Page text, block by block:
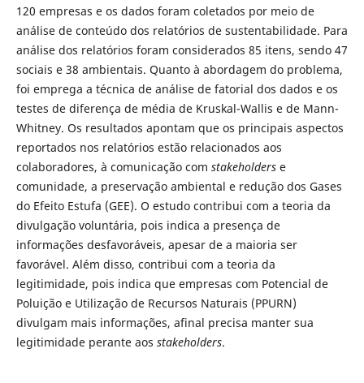
120 empresas e os dados foram coletados por meio de
análise de conteúdo dos relatórios de sustentabilidade. Para
análise dos relatórios foram considerados 85 itens, sendo 47
sociais e 38 ambientais. Quanto à abordagem do problema,
foi emprega a técnica de análise de fatorial dos dados e os
testes de diferença de média de Kruskal-Wallis e de Mann-
Whitney. Os resultados apontam que os principais aspectos
reportados nos relatórios estão relacionados aos
colaboradores, à comunicação com stakeholders e
comunidade, a preservação ambiental e redução dos Gases
do Efeito Estufa (GEE). O estudo contribui com a teoria da
divulgação voluntária, pois indica a presença de
informações desfavoráveis, apesar de a maioria ser
favorável. Além disso, contribui com a teoria da
legitimidade, pois indica que empresas com Potencial de
Poluição e Utilização de Recursos Naturais (PPURN)
divulgam mais informações, afinal precisa manter sua
legitimidade perante aos stakeholders.